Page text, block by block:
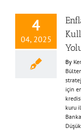
4
04, 2025
By
için
kuru